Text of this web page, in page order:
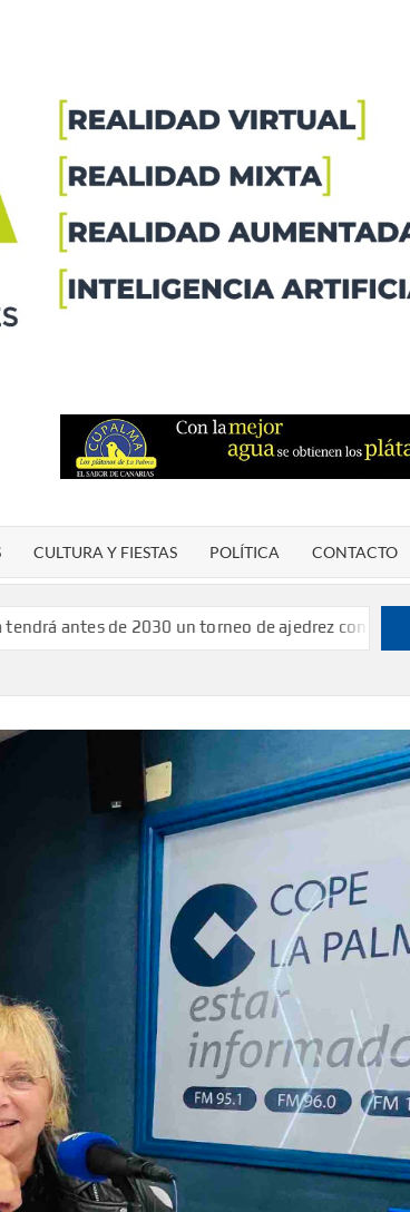
CULTURA Y FIESTAS POLÍTICA CONTACTO
2030 un torneo de ajedrez con 200 jugadores”